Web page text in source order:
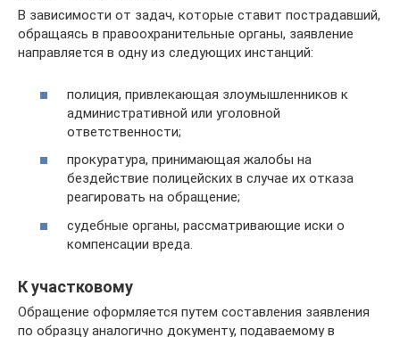
В зависимости от задач, которые ставит пострадавший,
обращаясь в правоохранительные органы, заявление
направляется в одну из следующих инстанций:
полиция, привлекающая злоумышленников к
административной или уголовной
ответственности;
прокуратура, принимающая жалобы на
бездействие полицейских в случае их отказа
реагировать на обращение;
судебные органы, рассматривающие иски о
компенсации вреда.
К участковому
Обращение оформляется путем составления заявления
по образцу аналогично документу, подаваемому в